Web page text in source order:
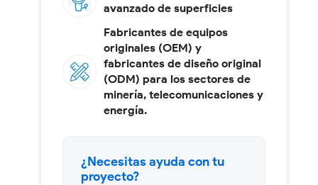
avanzado de superficies
Fabricantes de equipos
originales (OEM) y
fabricantes de diseño original
(ODM) para los sectores de
minería, telecomunicaciones y
energía.
¿Necesitas ayuda con tu
proyecto?